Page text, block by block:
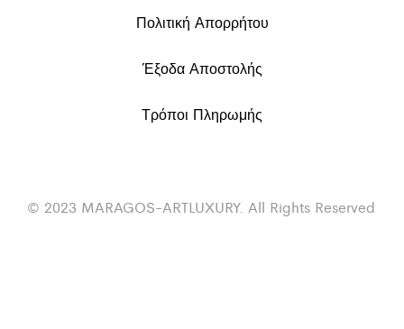
Πολιτική Απορρήτου
Έξοδα Αποστολής
Τρόποι Πληρωμής
© 2023 MARAGOS-ARTLUXURY. All Rights Reserved